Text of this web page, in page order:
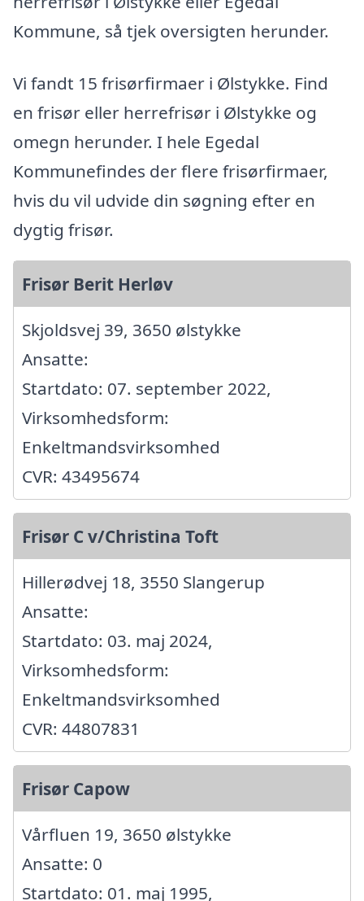
Kommune, så tjek oversigten herunder.
Vi fandt 15 frisørfirmaer i Ølstykke. Find
en frisør eller herrefrisør i Ølstykke og
omegn herunder. I hele Egedal
Kommunefindes der flere frisørfirmaer,
hvis du vil udvide din søgning efter en
dygtig frisør.
Frisør Berit Herløv
Skjoldsvej 39, 3650 ølstykke
Ansatte:
Startdato: 07. september 2022,
Virksomhedsform:
Enkeltmandsvirksomhed
CVR: 43495674
Frisør C v/Christina Toft
Hillerødvej 18, 3550 Slangerup
Ansatte:
Startdato: 03. maj 2024,
Virksomhedsform:
Enkeltmandsvirksomhed
CVR: 44807831
Frisør Capow
Vårfluen 19, 3650 ølstykke
Ansatte: 0
Startdato: 01. maj 1995,